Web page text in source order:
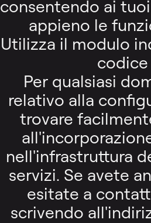
consentendo ai
appieno le
Utilizza il modulo
Per qualsiasi
relativo alla
trovare
nell'infrastruttura
servizi. Se avete
esitate a
scrivendo